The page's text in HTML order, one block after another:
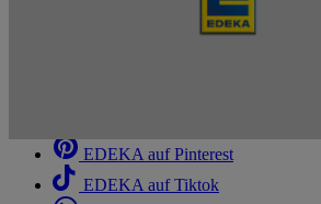
EDEKA auf Pinterest
EDEKA auf Tiktok